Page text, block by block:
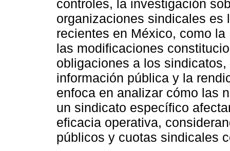
controles, la investigación
organizaciones sindicales es
recientes en México, como
las modificaciones
obligaciones a los
información pública y la
enfoca en analizar cómo las
un sindicato específico
eficacia operativa,
públicos y cuotas sindicales